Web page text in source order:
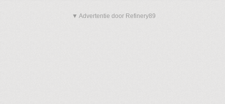
▼ Advertentie door Refinery89